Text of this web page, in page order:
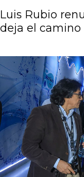
Luis Rubio
deja el camino